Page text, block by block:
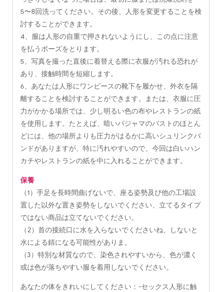
5〜8回洗ってください。その後、人形を変更することを検
討することができます。
4、服は人形の自重で押されないようにし、この点に注意
を払うポーズをとります。
5、写真を撮った直後に着替える際に衣服が汚れる恐れが
あり、接触時間を短縮します。
6、あなたは人形にワンピースの靴下を履かせ、外衣を隔
離することを検討することができます。または、衣服に圧
力がかかる場所では、少し明るい色の布やレストランの紙
を使用します。たとえば、暗いパジャマのバストのほとん
どには、他の場所よりも圧力がはるかに高いシュリンクバ
ンドがありますが、特に汚れやすいので、今回は白いハン
カチやレストランの紙を中に入れることができます。
保養
（1）手足を長時間曲げないで、座る姿勢及び他の工場設
置した以外な置き姿勢をしないでください、立てるタイプ
ではない商品は立てないでください。
（2）首の接続口に水を入らないでくださいね、しないと
水による錆になる可能性がありま。
（3）特別な材質なので、染色されやすいから、色が濃く
或は色が落ちやすい服を着用しないでください。
あなたの体をきれいにしてください：-セックス人形に触